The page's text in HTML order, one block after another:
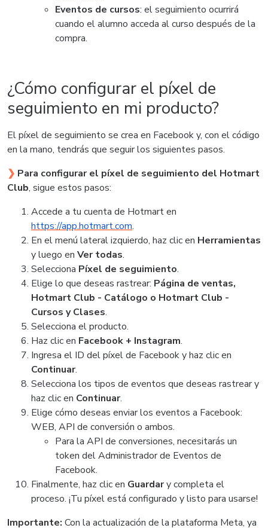
Eventos de cursos: el seguimiento ocurrirá
cuando el alumno acceda al curso después de la
compra.
¿Cómo configurar el píxel de
seguimiento en mi producto?
El píxel de seguimiento se crea en Facebook y, con el código
en la mano, tendrás que seguir los siguientes pasos.
❯ Para configurar el píxel de seguimiento del Hotmart
Club, sigue estos pasos:
Accede a tu cuenta de Hotmart en
https://app.hotmart.com.
En el menú lateral izquierdo, haz clic en Herramientas
y luego en Ver todas.
Selecciona Píxel de seguimiento.
Elige lo que deseas rastrear: Página de ventas,
Hotmart Club - Catálogo o Hotmart Club -
Cursos y Clases.
Selecciona el producto.
Haz clic en Facebook + Instagram.
Ingresa el ID del píxel de Facebook y haz clic en
Continuar.
Selecciona los tipos de eventos que deseas rastrear y
haz clic en Continuar.
Elige cómo deseas enviar los eventos a Facebook:
WEB, API de conversión o ambos.
Para la API de conversiones, necesitarás un
token del Administrador de Eventos de
Facebook.
Finalmente, haz clic en Guardary completa el
proceso. ¡Tu píxel está configurado y listo para usarse!
Importante: Con la actualización de la plataforma Meta, ya